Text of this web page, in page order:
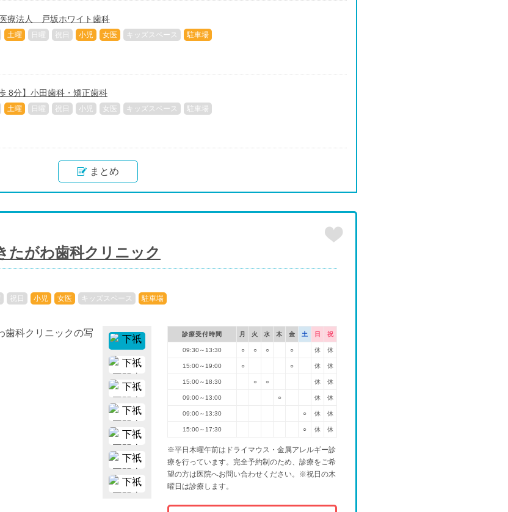
医療法人 戸坂ホワイト歯科
土曜 日曜 祝日 小児 女医 キッズスペース 駐車場
8分】小田歯科・矯正歯科
土曜 日曜 祝日 小児 女医 キッズスペース 駐車場
まとめ
たがわ歯科クリニック
祝日 小児 女医 キッズスペース 駐車場
診療受付時間 月 火 水 木 金 土 日 祝
09:30～13:30 ○ ○ ○ ○ 休 休
15:00～19:00 ○ ○ 休 休
15:00～18:30 ○ ○ 休 休
09:00～13:00 ○ 休 休
09:00～13:30 ○ 休 休
15:00～17:30 ○ 休 休
※平日木曜午前はドライマウス・金属アレルギー診
療を行っています。完全予約制のため、診療をご希
望の方は医院へお問い合わせください。※祝日の木
曜日は診療します。